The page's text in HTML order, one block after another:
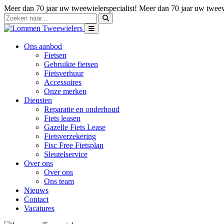
Meer dan 70 jaar uw tweewielerspecialist! Meer dan 70 jaar uw
Ons aanbod
Fietsen
Gebruikte fietsen
Fietsverhuur
Accessoires
Onze merken
Diensten
Reparatie en onderhoud
Fiets leasen
Gazelle Fiets Lease
Fietsverzekering
Fisc Free Fietsplan
Sleutelservice
Over ons
Over ons
Ons team
Nieuws
Contact
Vacatures